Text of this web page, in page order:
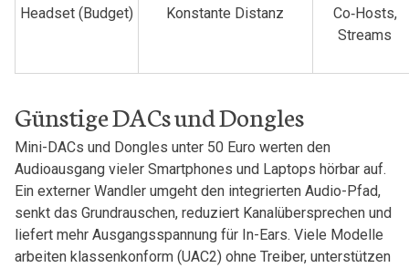
Headset (Budget) Konstante Distanz
Co‑Hosts,
Streams
Günstige DACs⁣ und Dongles
Mini-DACs ​und ⁣Dongles unter ‌50 Euro ⁣werten den
Audioausgang vieler Smartphones und Laptops hörbar auf.
Ein externer ‌Wandler ‍umgeht den integrierten ⁤Audio-Pfad,
senkt ​das Grundrauschen, reduziert Kanalübersprechen und
liefert mehr Ausgangsspannung für ‌In-Ears. Viele ‍Modelle
arbeiten klassenkonform (UAC2) ohne Treiber, unterstützen